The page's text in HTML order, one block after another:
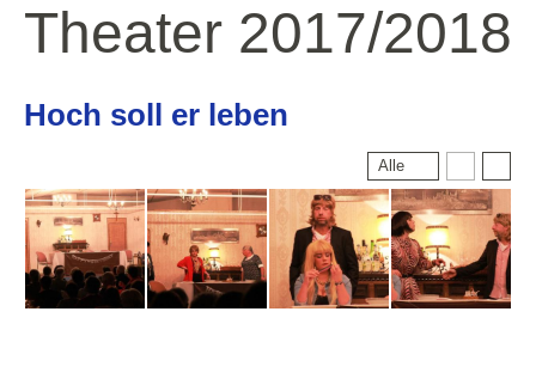
Theater 2017/2018
Hoch soll er leben
Alle